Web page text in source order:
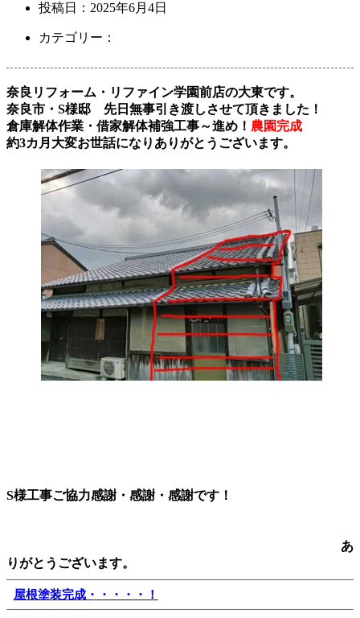
投稿日： 2025年6月4日
カテゴリー：
奈良リフォーム・リファイン学園前店の大東です。
奈良市・S様邸 先日無事引き渡しさせて頂きました！
倉庫解体作業・借家解体補強工事～進め！ 農園完成
約3カ月大変お世話になりありがとうございます。
S様工事ご協力感謝・感謝・感謝です！
あ
りがとうございます。
屋根塗装完成・・・・・！